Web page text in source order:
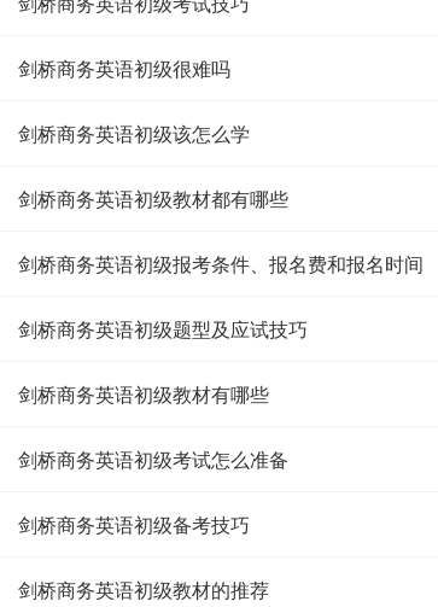
剑桥商务英语初级很难吗
剑桥商务英语初级该怎么学
剑桥商务英语初级教材都有哪些
剑桥商务英语初级报考条件、报名费和报名时间
剑桥商务英语初级题型及应试技巧
剑桥商务英语初级教材有哪些
剑桥商务英语初级考试怎么准备
剑桥商务英语初级备考技巧
剑桥商务英语初级教材的推荐